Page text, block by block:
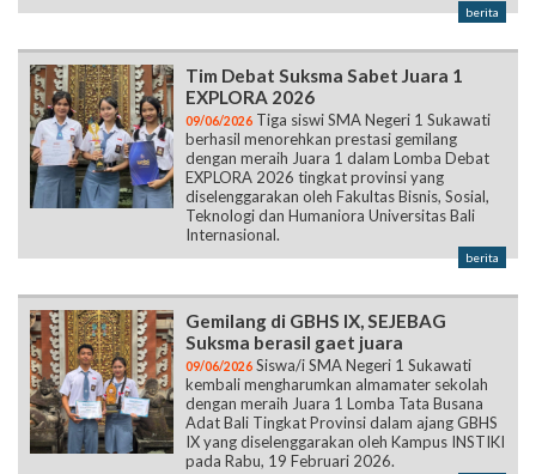
berita
Tim Debat Suksma Sabet Juara 1
EXPLORA 2026
09/06/2026 Tiga siswi SMA Negeri 1 Sukawati
berhasil menorehkan prestasi gemilang
dengan meraih Juara 1 dalam Lomba Debat
EXPLORA 2026 tingkat provinsi yang
diselenggarakan oleh Fakultas Bisnis, Sosial,
Teknologi dan Humaniora Universitas Bali
Internasional.
berita
Gemilang di GBHS IX, SEJEBAG
Suksma berasil gaet juara
09/06/2026 Siswa/i SMA Negeri 1 Sukawati
kembali mengharumkan almamater sekolah
dengan meraih Juara 1 Lomba Tata Busana
Adat Bali Tingkat Provinsi dalam ajang GBHS
IX yang diselenggarakan oleh Kampus INSTIKI
pada Rabu, 19 Februari 2026.